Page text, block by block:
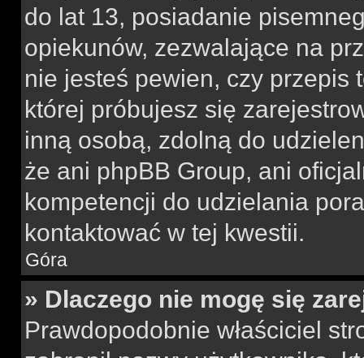
do lat 13, posiadanie
opiekunów, zezwalające na
nie jesteś pewien, czy przepis
której próbujesz się
inną osobą, zdolną do
że ani phpBB Group, ani
kompetencji do udzielania
kontaktować w tej kwestii.
Góra
» Dlaczego nie mogę się
Prawdopodobnie właściciel